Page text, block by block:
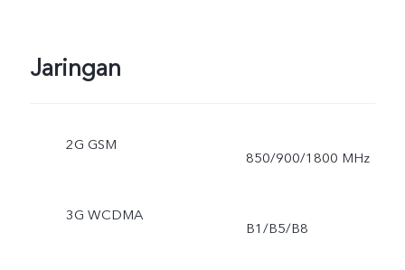
Jaringan
2G GSM
850/900/1800 MHz
3G WCDMA
B1/B5/B8